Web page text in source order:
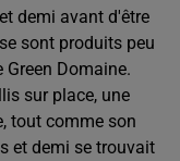
demi avant d'être
sont produits peu
Green Domaine.
sur place, une
tout comme son
et demi se trouvait